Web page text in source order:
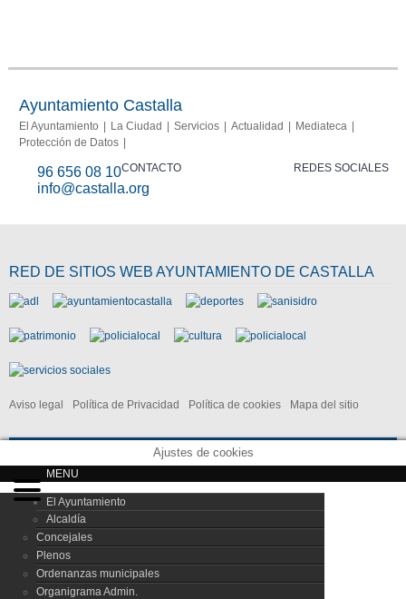
Photovoltaic
Fraud
Ayuntamiento Castalla
El Ayuntamiento La Ciudad Servicios Actualidad
Mediateca
Protección de Datos
CONTACTO
96 656 08 10
info@castalla.org
REDES SOCIALES
RED DE SITIOS WEB AYUNTAMIENTO DE CASTALLA
Aviso legal Política de Privacidad Política de cookies Mapa del sitio
Ajustes de cookies
MENU
El Ayuntamiento
Alcaldía
Concejales
Plenos
Ordenanzas municipales
Organigrama Admin.